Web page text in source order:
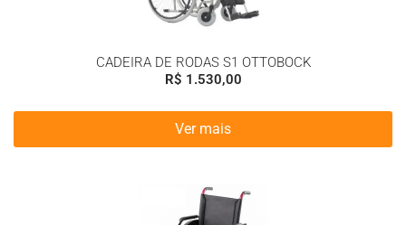
CADEIRA DE RODAS S1 OTTOBOCK
R$ 1.530,00
Ver mais